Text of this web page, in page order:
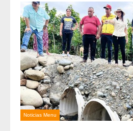
Noticias Menu